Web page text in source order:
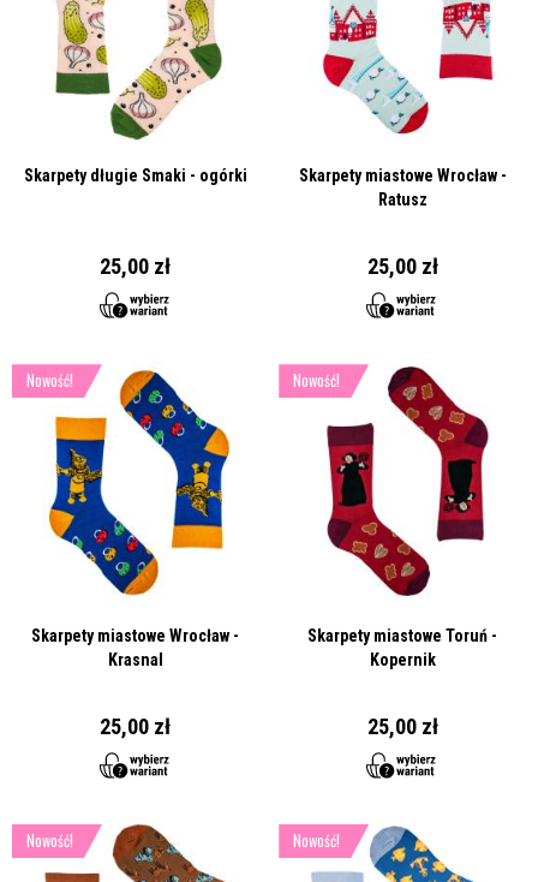
Skarpety długie Smaki - ogórki
25,00 zł
Skarpety miastowe Wrocław -
Ratusz
25,00 zł
Skarpety miastowe Wrocław -
Krasnal
25,00 zł
Nowość!
Skarpety miastowe Toruń -
Kopernik
25,00 zł
Nowość!
Nowość! Nowość!